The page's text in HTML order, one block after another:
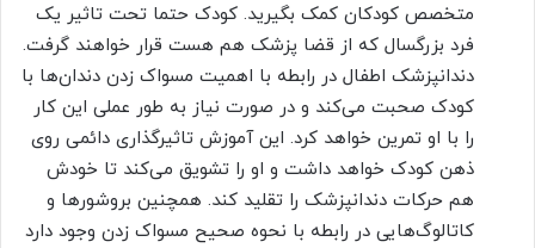
متخصص کودکان کمک بگیرید. کودک حتما تحت تاثیر یک
فرد بزرگسال که از قضا پزشک هم هست قرار خواهند گرفت.
دندانپزشک اطفال در رابطه با اهمیت مسواک زدن دندان‌ها با
کودک صحبت می‌کند و در صورت نیاز به طور عملی این کار
را با او تمرین خواهد کرد. این آموزش تاثیرگذاری دائمی روی
ذهن کودک خواهد داشت و او را تشویق می‌کند تا خودش
هم حرکات دندانپزشک را تقلید کند. همچنین بروشورها و
کاتالوگ‌هایی در رابطه با نحوه صحیح مسواک زدن وجود دارد